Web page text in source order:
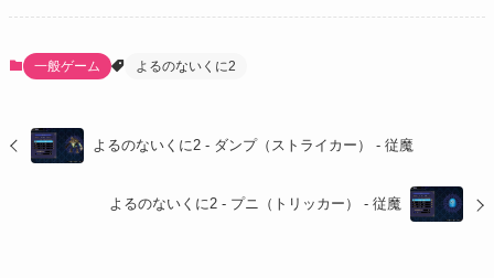
一般ゲーム よるのないくに2
よるのないくに2 - ダンプ（ストライカー） - 従魔
よるのないくに2 - プニ（トリッカー） - 従魔